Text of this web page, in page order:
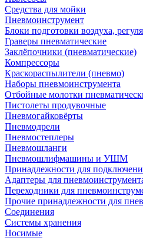
Средства для мойки
Пневмоинструмент
Блоки подготовки воздуха,
Граверы пневматические
Заклёпочники (пневматические)
Компрессоры
Краскораспылители (пневмо)
Наборы пневмоинструмента
Отбойные молотки
Пистолеты продувочные
Пневмогайковёрты
Пневмодрели
Пневмостеплеры
Пневмошланги
Пневмошлифмашины и УШМ
Принадлежности для
Адаптеры для
Переходники для
Прочие принадлежности для
Соединения
Системы хранения
Носимые